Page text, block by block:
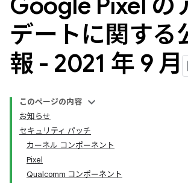
デートに関する
報 - 2021 年 9 月
このページの内容
お知らせ
セキュリティ パッチ
カーネル コンポーネント
Pixel
Qualcomm コンポーネント